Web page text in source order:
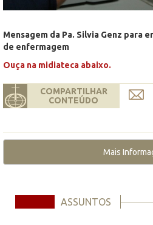
Mensagem da Pa. Silvia Genz para
de enfermagem
Ouça na midiateca abaixo.
COMPARTILHAR
CONTEÚDO
Mais
ASSUNTOS